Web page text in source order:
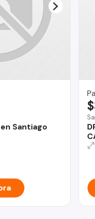
Santiago